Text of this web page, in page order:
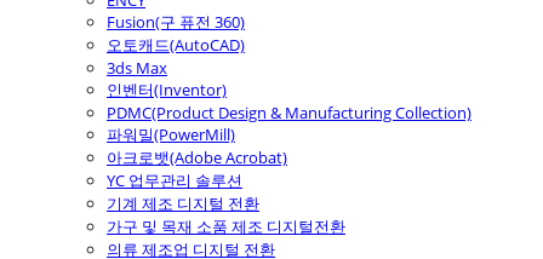
Fusion(구 퓨전 360)
오토캐드(AutoCAD)
3ds Max
인벤터(Inventor)
PDMC(Product Design & Manufacturing Collection)
파워밀(PowerMill)
아크로뱃(Adobe Acrobat)
YC 업무관리 솔루션
기계 제조 디지털 전환
가구 및 목재 소품 제조 디지털전환
의류 제조업 디지털 전환